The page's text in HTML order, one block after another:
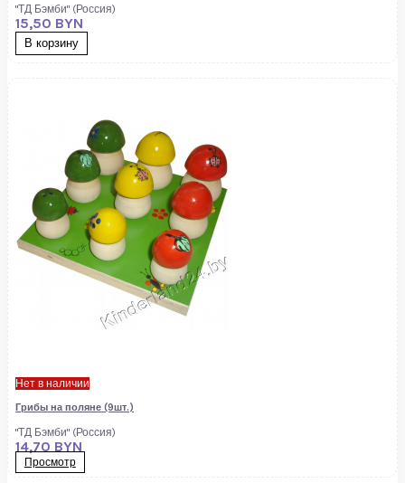
"ТД Бэмби" (Россия)
15,50 BYN
В корзину
Нет в наличии
Грибы на поляне (9шт.)
"ТД Бэмби" (Россия)
14,70 BYN
Просмотр